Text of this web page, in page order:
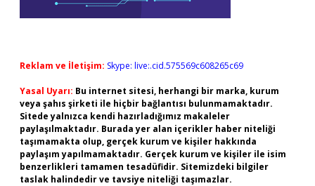
Reklam ve İletişim: Skype: live:.cid.575569c608265c69
Yasal Uyarı: Bu internet sitesi, herhangi bir marka, kurum
veya şahıs şirketi ile hiçbir bağlantısı bulunmamaktadır.
Sitede yalnızca kendi hazırladığımız makaleler
paylaşılmaktadır. Burada yer alan içerikler haber niteliği
taşımamakta olup, gerçek kurum ve kişiler hakkında
paylaşım yapılmamaktadır. Gerçek kurum ve kişiler ile isim
benzerlikleri tamamen tesadüfidir. Sitemizdeki bilgiler
taslak halindedir ve tavsiye niteliği taşımazlar.